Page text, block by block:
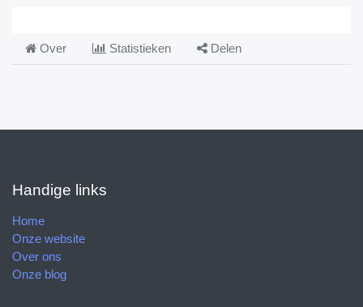
Over Statistieken Delen
Handige links
Home
Onze website
Over ons
Onze blog